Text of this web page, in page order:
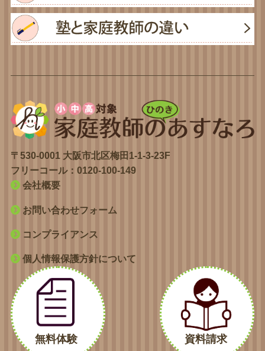
〒530-0001 大阪市北区梅田1-1-3-23F
フリーコール： 0120-100-149
会社概要
お問い合わせフォーム
コンプライアンス
個人情報保護方針について